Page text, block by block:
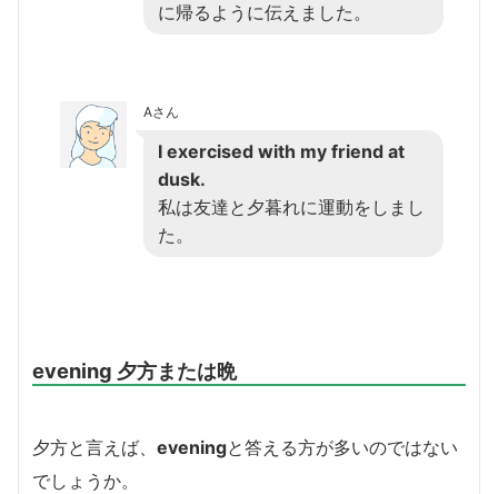
に帰るように伝えました。
Aさん
I exercised with my friend at
dusk.
私は友達と夕暮れに運動をしまし
た。
evening 夕方または晩
夕方と言えば、 eveningと答える方が多いのではない
でしょうか。